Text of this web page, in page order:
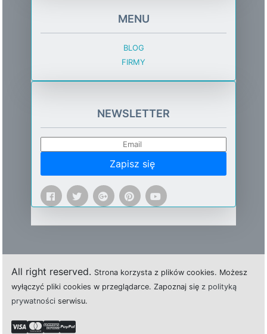
MENU
BLOG
FIRMY
NEWSLETTER
Zapisz się
All right reserved. Strona korzysta z plików cookies. Możesz
wyłączyć pliki cookies w przeglądarce. Zapoznaj się z polityką
prywatności serwisu.